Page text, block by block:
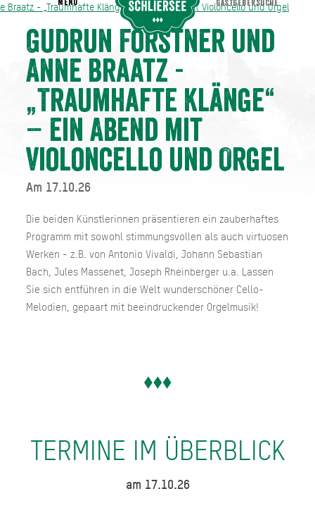
Braatz - „Traumhafte Klänge“ – ein Abend mit Violoncello und Orgel
Gudrun Forstner und
Anne Braatz -
„Traumhafte Klänge“
– ein Abend mit
Violoncello und Orgel
Am 17.10.26
Die beiden Künstlerinnen präsentieren ein zauberhaftes
Programm mit sowohl stimmungsvollen als auch virtuosen
Werken - z.B. von Antonio Vivaldi, Johann Sebastian
Bach, Jules Massenet, Joseph Rheinberger u.a. Lassen
Sie sich entführen in die Welt wunderschöner Cello-
Melodien, gepaart mit beeindruckender Orgel­musik!
TERMINE IM ÜBERBLICK
am 17.10.26
Braatz - „Traumhafte Klänge“ – ein Abend mit Violoncello und Orgel
MENU GASTGEBERSUCHE